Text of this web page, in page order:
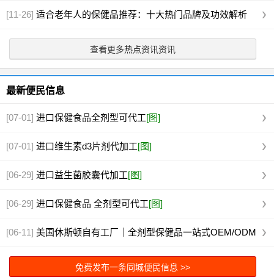
[11-26] 适合老年人的保健品推荐：十大热门品牌及功效解析
查看更多热点资讯资讯
最新便民信息
[07-01] 进口保健食品全剂型可代工[图]
[07-01] 进口维生素d3片剂代加工[图]
[06-29] 进口益生菌胶囊代加工[图]
[06-29] 进口保健食品 全剂型可代工[图]
[06-11] 美国休斯顿自有工厂｜全剂型保健品一站式OEM/ODM
代工[图]
免费发布一条同城便民信息 >>